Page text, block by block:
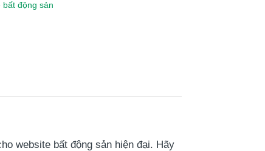
bất động sản
website bất động sản hiện đại. Hãy